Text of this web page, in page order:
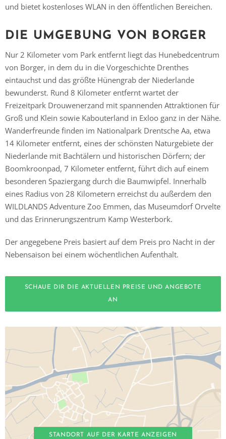
und bietet kostenloses WLAN in den öffentlichen Bereichen.
DIE UMGEBUNG VON BORGER
Nur 2 Kilometer vom Park entfernt liegt das Hunebedcentrum
von Borger, in dem du in die Vorgeschichte Drenthes
eintauchst und das größte Hünengrab der Niederlande
bewunderst. Rund 8 Kilometer entfernt wartet der
Freizeitpark Drouwenerzand mit spannenden Attraktionen für
Groß und Klein sowie Kabouterland in Exloo ganz in der Nähe.
Wanderfreunde finden im Nationalpark Drentsche Aa, etwa
14 Kilometer entfernt, eines der schönsten Naturgebiete der
Niederlande mit Bachtälern und historischen Dörfern; der
Boomkroonpad, 7 Kilometer entfernt, führt dich auf einem
besonderen Spaziergang durch die Baumwipfel. Innerhalb
eines Radius von 28 Kilometern erreichst du außerdem den
WILDLANDS Adventure Zoo Emmen, das Museumdorf Orvelte
und das Erinnerungszentrum Kamp Westerbork.
Der angegebene Preis basiert auf dem Preis pro Nacht in der
Nebensaison bei einem wöchentlichen Aufenthalt.
SCHAUE DIR DIE AKTUELLEN PREISE UND ANGEBOTE
AN
STANDORT AUF DER KARTE ANZEIGEN